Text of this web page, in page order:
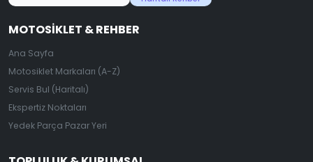
MOTOSIKLET & REHBER
Ana Sayfa
Motosiklet Markaları (A-Z)
Servis Bul (Haritalı)
Ekspertiz Noktaları
Yedek Parça Pazar Yeri